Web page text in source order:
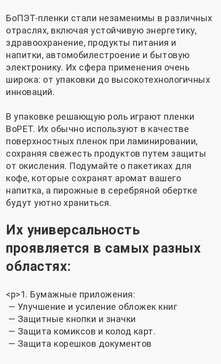
БоПЭТ-пленки стали незаменимы в различных
отраслях, включая устойчивую энергетику,
здравоохранение, продукты питания и
напитки, автомобилестроение и бытовую
электронику. Их сфера применения очень
широка: от упаковки до высокотехнологичных
инноваций.
В упаковке решающую роль играют пленки
BoPET. Их обычно используют в качестве
поверхностных пленок при ламинировании,
сохраняя свежесть продуктов путем защиты
от окисления. Подумайте о пакетиках для
кофе, которые сохранят аромат вашего
напитка, а пирожные в серебряной обертке
будут уютно храниться.
Их универсальность
проявляется в самых разных
областях:
<р>1. Бумажные приложения:
— Улучшение и усиление обложек книг
— Защитные кнопки и значки
— Защита комиксов и колод карт.
— Защита корешков документов